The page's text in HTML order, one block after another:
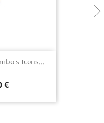
Icons...
€